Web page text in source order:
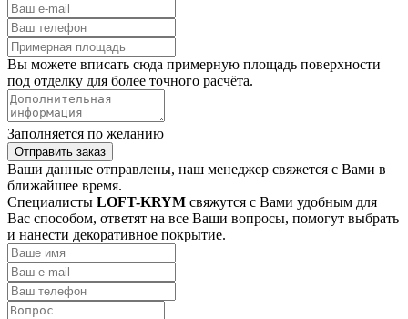
Вы можете вписать сюда примерную площадь поверхности
под отделку для более точного расчёта.
Заполняется по желанию
Отправить заказ
Ваши данные отправлены, наш менеджер свяжется с Вами в
ближайшее время.
Специалисты LOFT-KRYM свяжутся с Вами удобным для
Вас способом, ответят на все Ваши вопросы, помогут выбрать
и нанести декоративное покрытие.